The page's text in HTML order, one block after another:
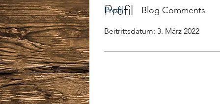
Profil
Beitrittsdatum: 3. März 2022
Profil Blog Comments